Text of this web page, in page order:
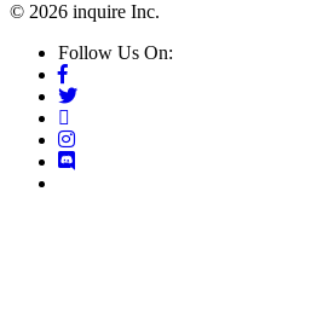
© 2026 inquire Inc.
Follow Us On: